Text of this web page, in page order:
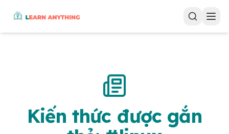
Kiến thức được gắn